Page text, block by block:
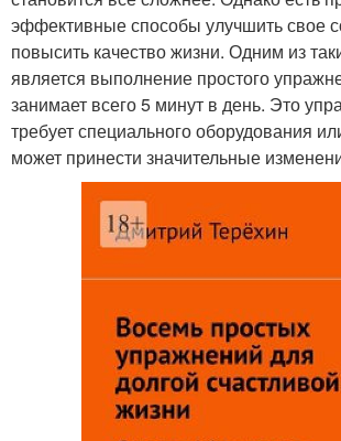
эффективные способы улучшить свое
повысить качество жизни. Одним из
является выполнение простого
занимает всего 5 минут в день. Это
требует специального оборудования
может принести значительные